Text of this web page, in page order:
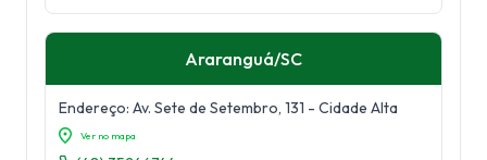
Araranguá/SC
Endereço: Av. Sete de Setembro, 131 - Cidade Alta
Ver no mapa